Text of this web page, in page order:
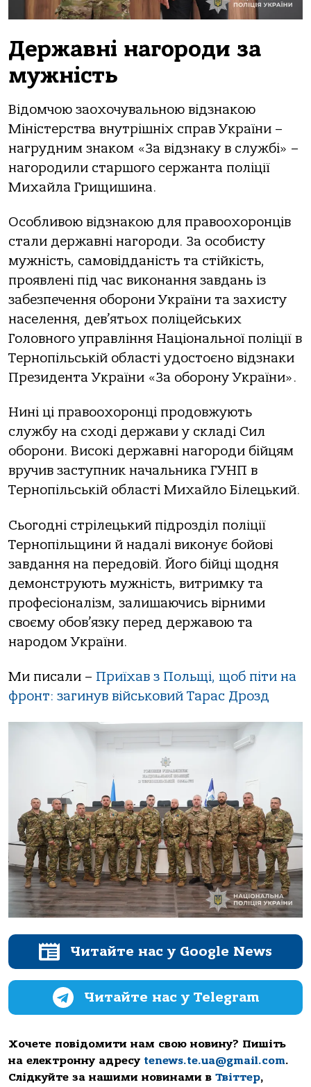
Державні нагороди за
мужність
Відомчою заохочувальною відзнакою
Міністерства внутрішніх справ України –
нагрудним знаком «За відзнаку в службі» –
нагородили старшого сержанта поліції
Михайла Грищишина.
Особливою відзнакою для правоохоронців
стали державні нагороди. За особисту
мужність, самовідданість та стійкість,
проявлені під час виконання завдань із
забезпечення оборони України та захисту
населення, дев’ятьох поліцейських
Головного управління Національної поліції в
Тернопільській області удостоєно відзнаки
Президента України «За оборону України».
Нині ці правоохоронці продовжують
службу на сході держави у складі Сил
оборони. Високі державні нагороди бійцям
вручив заступник начальника ГУНП в
Тернопільській області Михайло Білецький.
Сьогодні стрілецький підрозділ поліції
Тернопільщини й надалі виконує бойові
завдання на передовій. Його бійці щодня
демонструють мужність, витримку та
професіоналізм, залишаючись вірними
своєму обов’язку перед державою та
народом України.
Ми писали – Приїхав з Польщі, щоб піти на
фронт: загинув військовий Тарас Дрозд
Читайте нас у Google News
Читайте нас у Telegram
Хочете повідомити нам свою новину? Пишіть
на електронну адресу tenews.te.ua@gmail.com.
Слідкуйте за нашими новинами в Твіттер,